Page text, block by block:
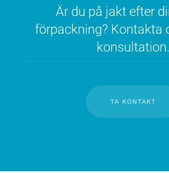
Är du på jakt efter
förpackning? Kontakta
konsultation.
TA KONTAKT